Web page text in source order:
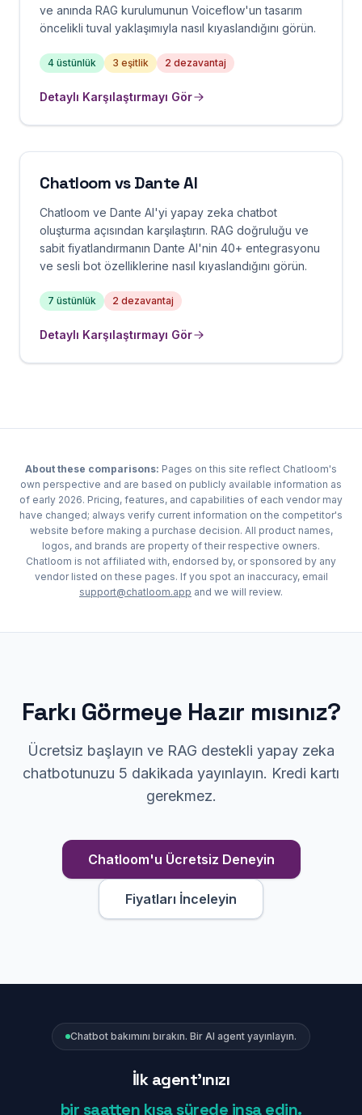
ve anında RAG kurulumunun Voiceflow'un tasarım
öncelikli tuval yaklaşımıyla nasıl kıyaslandığını görün.
4 üstünlük 3 eşitlik 2 dezavantaj
Detaylı Karşılaştırmayı Gör
Chatloom vsDante AI
Chatloom ve Dante AI'yi yapay zeka chatbot
oluşturma açısından karşılaştırın. RAG doğruluğu ve
sabit fiyatlandırmanın Dante AI'nin 40+ entegrasyonu
ve sesli bot özelliklerine nasıl kıyaslandığını görün.
7 üstünlük 2 dezavantaj
Detaylı Karşılaştırmayı Gör
About these comparisons: Pages on this site reflect Chatloom's
own perspective and are based on publicly available information as
of early 2026. Pricing, features, and capabilities of each vendor may
have changed; always verify current information on the competitor's
website before making a purchase decision. All product names,
logos, and brands are property of their respective owners.
Chatloom is not affiliated with, endorsed by, or sponsored by any
vendor listed on these pages. If you spot an inaccuracy, email
support@chatloom.app and we will review.
Farkı Görmeye Hazır mısınız?
Ücretsiz başlayın ve RAG destekli yapay zeka
chatbotunuzu 5 dakikada yayınlayın. Kredi kartı
gerekmez.
Chatloom'u Ücretsiz Deneyin
Fiyatları İnceleyin
Chatbot bakımını bırakın. Bir AI agent yayınlayın.
İlk agent'ınızı
bir saatten kısa sürede inşa edin.